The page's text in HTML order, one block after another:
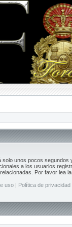
unos pocos segundos
a los usuarios
Por favor lea
uso| Política de privacidad